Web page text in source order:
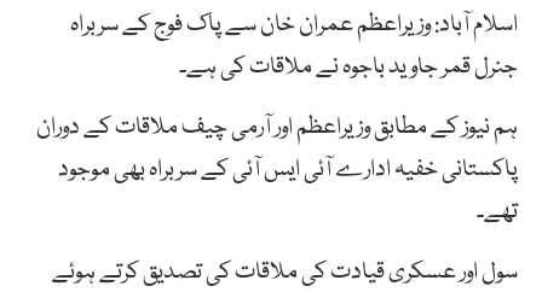
اسلام آباد: وزیراعظم عمران خان سے پاک فوج کے سربراہ
جنرل قمر جاوید باجوہ نے ملاقات کی ہے۔
ہم نیوز کے مطابق وزیراعظم اور آرمی چیف ملاقات کے دوران
پاکستانی خفیہ ادارے آئی ایس آئی کے سربراہ بھی موجود
تھے۔
سول اور عسکری قیادت کی ملاقات کی تصدیق کرتے ہوئے